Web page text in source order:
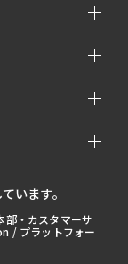
います。
部・カスタマーサ
/ プラットフォー